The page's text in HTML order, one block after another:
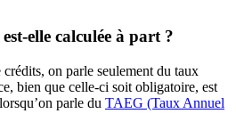
elle calculée à part ?
on parle seulement du taux
bien que celle-ci soit obligatoire, est
parle du TAEG (Taux Annuel